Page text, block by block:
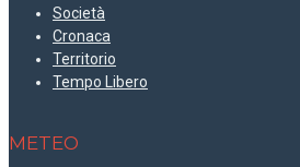
Società
Cronaca
Territorio
Tempo Libero
METEO